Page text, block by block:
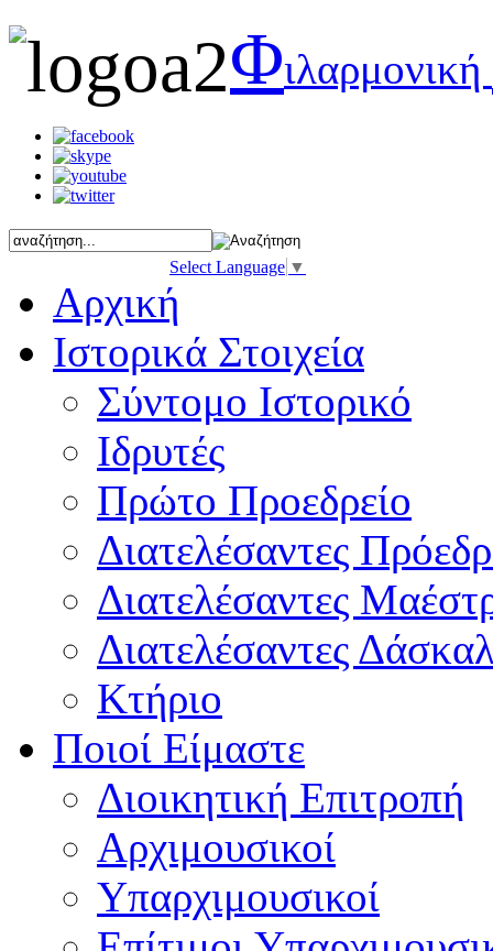
Φιλαρμονική
Select Language ▼
Αρχική
Ιστορικά Στοιχεία
Σύντομο Ιστορικό
Ιδρυτές
Πρώτο Προεδρείο
Διατελέσαντες
Διατελέσαντες
Διατελέσαντες
Κτήριο
Ποιοί Είμαστε
Διοικητική Επιτροπή
Aρχιμουσικοί
Υπαρχιμουσικοί